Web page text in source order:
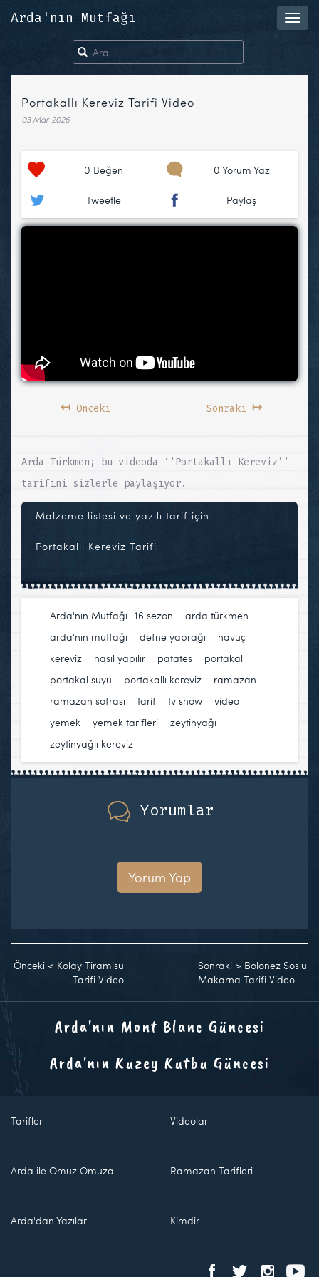
Arda'nın Mutfağı
Portakallı Kereviz Tarifi Video
03 Mar 2026
0 Beğen 0 Yorum Yaz
Tweetle Paylaş
↤Önceki Sonraki ↦
Arda Türkmen; bu videoda ‘‘Portakallı Kereviz’’
tarifini sizlerle paylaşıyor.
Malzeme listesi ve yazılı tarif için :
Portakallı Kereviz Tarifi
Arda'nın Mutfağı 16.sezon arda türkmen
arda'nın mutfağı
defne yaprağı havuç
kereviz
nasıl yapılır patates portakal
portakal suyu
portakallı kereviz ramazan
ramazan sofrası
tarif tv show video
yemek
yemek tarifleri zeytinyağı
zeytinyağlı kereviz
Yorumlar
Yorum Yap
Önceki < Kolay Tiramisu
Tarifi Video
Sonraki > Bolonez Soslu
Makarna Tarifi Video
Arda'nın Mont Blanc Güncesi
Arda'nın Kuzey Kutbu Güncesi
Tarifler Videolar
Arda ile Omuz Omuza Ramazan Tarifleri
Arda'dan Yazılar Kimdir